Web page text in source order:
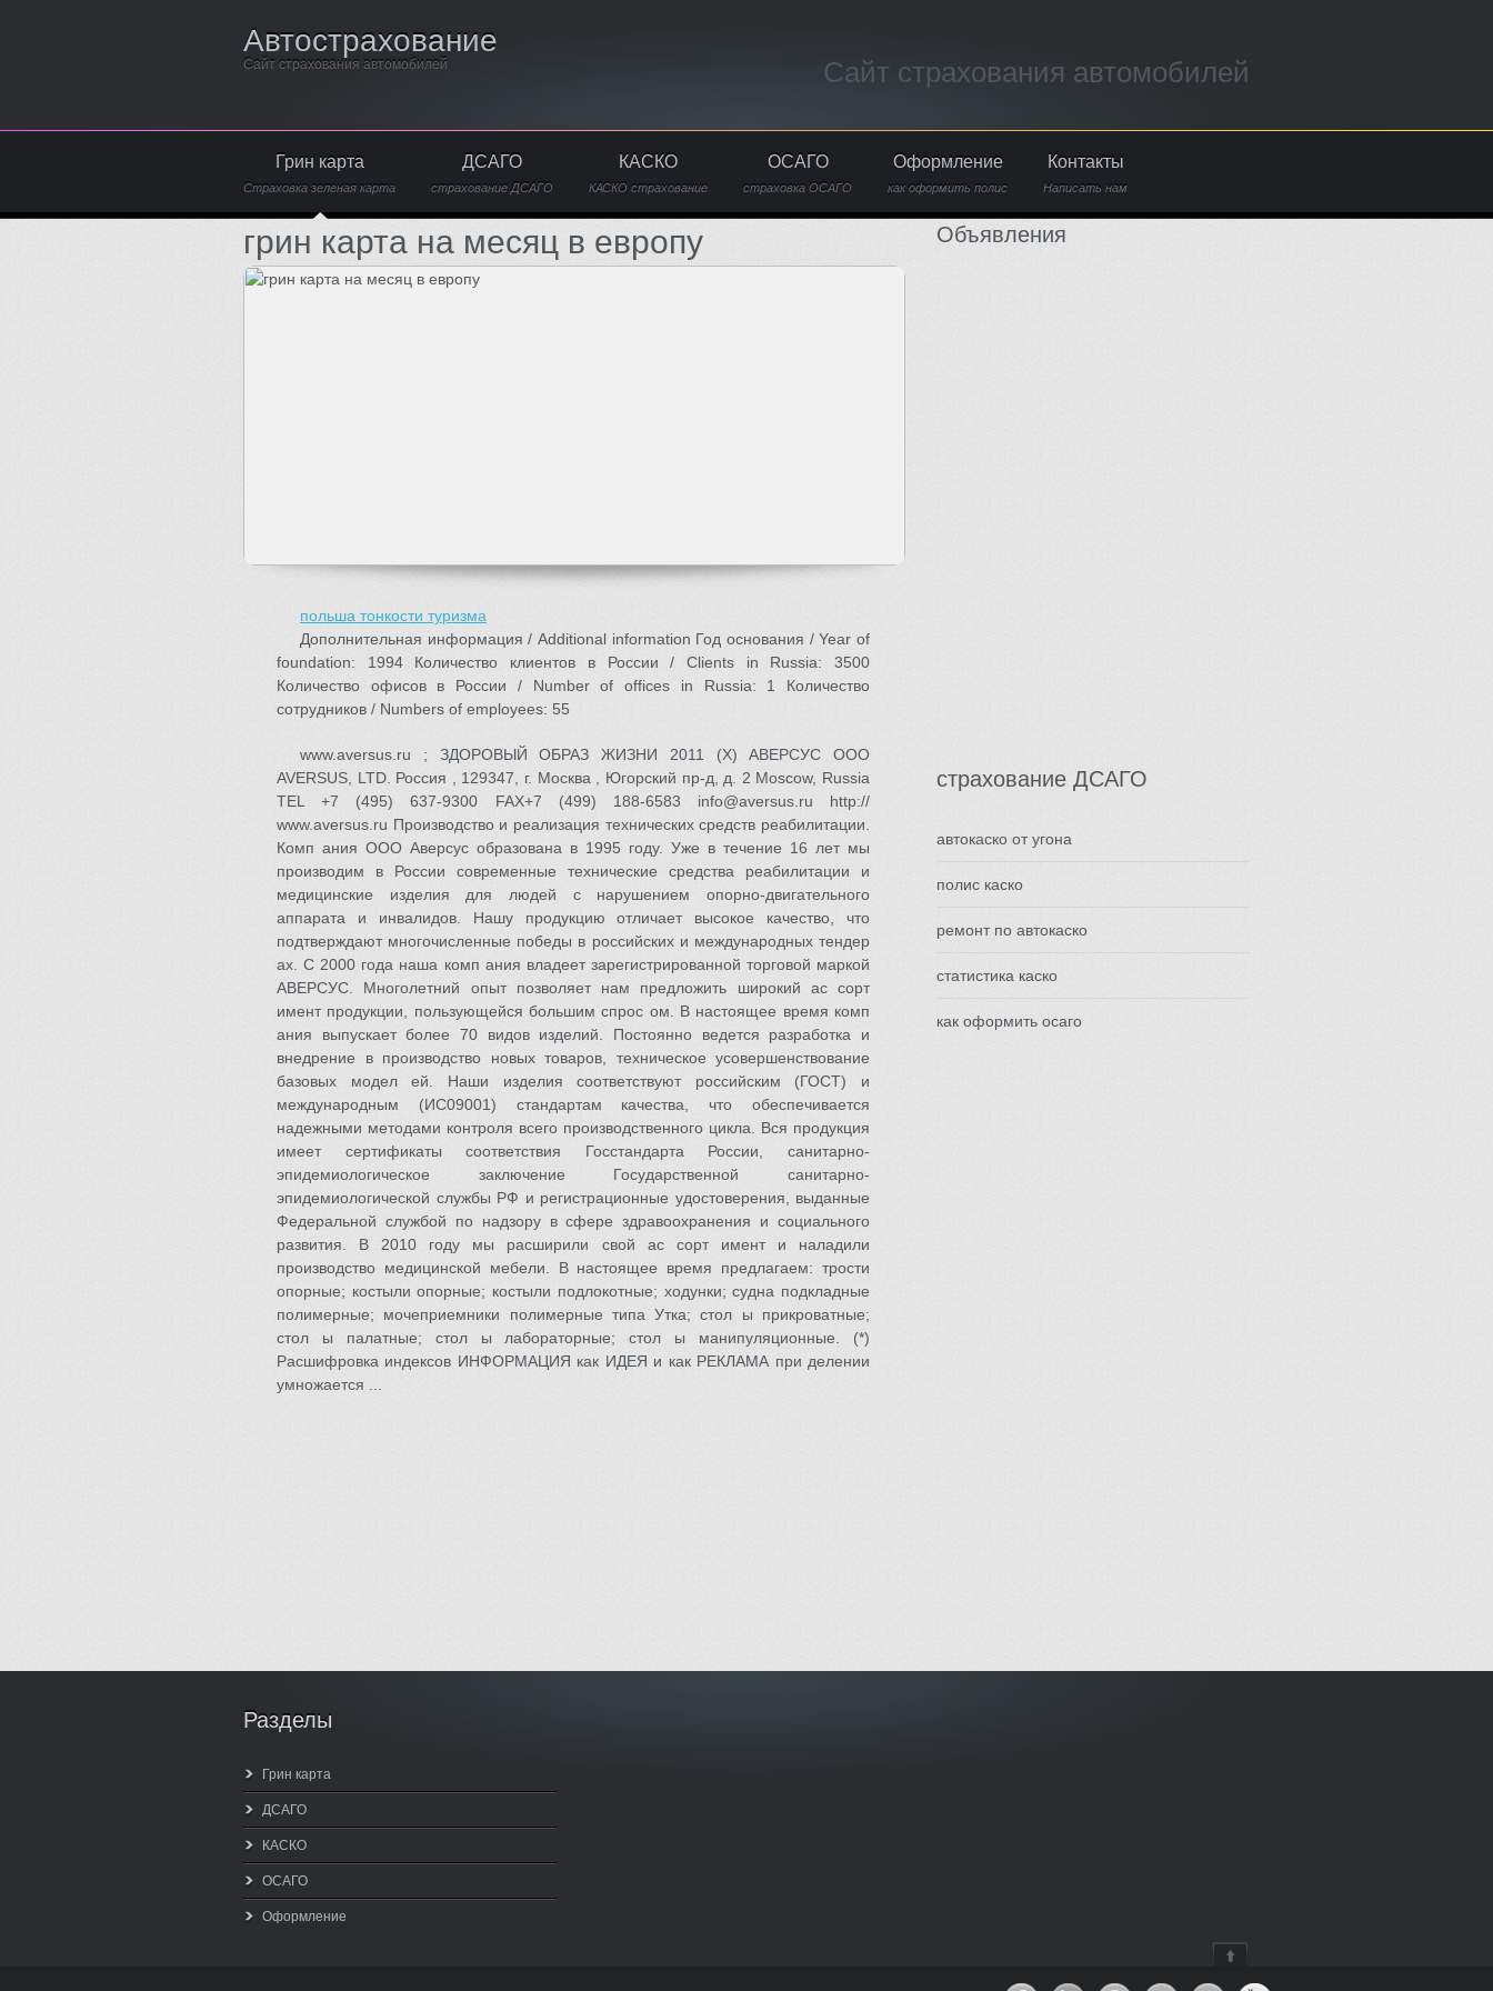
Автострахование
Сайт страхования автомобилей Сайт страхования автомобилей
Грин карта
Страховка зеленая карта
ДСАГО
страхование ДСАГО
КАСКО
КАСКО страхование
ОСАГО
страховка ОСАГО
Оформление
как оформить полис
Контакты
Написать нам
грин карта на месяц в европу
польша тонкости туризма
Дополнительная информация / Additional information Год основания / Year of
foundation: 1994 Количество клиентов в России / Clients in Russia: 3500
Количество офисов в России / Number of offices in Russia: 1 Количество
сотрудников / Numbers of employees: 55
www.aversus.ru ; ЗДОРОВЫЙ ОБРАЗ ЖИЗНИ 2011 (X) АВЕРСУС ООО
AVERSUS, LTD. Россия , 129347, г. Москва , Югорский пр-д, д. 2 Moscow, Russia
TEL +7 (495) 637-9300 FAX+7 (499) 188-6583 info@aversus.ru http://
www.aversus.ru Производство и реализация технических средств реабилитации.
Комп ания ООО Аверсус образована в 1995 году. Уже в течение 16 лет мы
производим в России современные технические средства реабилитации и
медицинские изделия для людей с нарушением опорно-двигательного
аппарата и инвалидов. Нашу продукцию отличает высокое качество, что
подтверждают многочисленные победы в российских и международных тендер
ах. С 2000 года наша комп ания владеет зарегистрированной торговой маркой
АВЕРСУС. Многолетний опыт позволяет нам предложить широкий ас сорт
имент продукции, пользующейся большим спрос ом. В настоящее время комп
ания выпускает более 70 видов изделий. Постоянно ведется разработка и
внедрение в производство новых товаров, техническое усовершенствование
базовых модел ей. Наши изделия соответствуют российским (ГОСТ) и
международным (ИС09001) стандартам качества, что обеспечивается
надежными методами контроля всего производственного цикла. Вся продукция
имеет сертификаты соответствия Госстандарта России, санитарно-
эпидемиологическое заключение Государственной санитарно-
эпидемиологической службы РФ и регистрационные удостоверения, выданные
Федеральной службой по надзору в сфере здравоохранения и социального
развития. В 2010 году мы расширили свой ас сорт имент и наладили
производство медицинской мебели. В настоящее время предлагаем: трости
опорные; костыли опорные; костыли подлокотные; ходунки; судна подкладные
полимерные; мочеприемники полимерные типа Утка; стол ы прикроватные;
стол ы палатные; стол ы лабораторные; стол ы манипуляционные. (*)
Расшифровка индексов ИНФОРМАЦИЯ как ИДЕЯ и как РЕКЛАМА при делении
умножается ...
Объявления
страхование ДСАГО
автокаско от угона
полис каско
ремонт по автокаско
статистика каско
как оформить осаго
Разделы
Грин карта
ДСАГО
КАСКО
ОСАГО
Оформление